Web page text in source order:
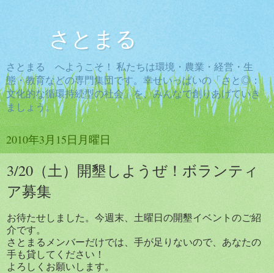
さとまる
さとまる へようこそ！ 私たちは環境・農業・経営・生
態・教育などの専門集団です。幸せいっぱいの「さと◎：
文化的な循環持続型の社会」を、みんなで創りあげていき
ましょう。
2010年3月15日月曜日
3/20（土）開墾しようぜ！ボランティ
ア募集
お待たせしました。今週末、土曜日の開墾イベントのご紹
介です。
さとまるメンバーだけでは、手が足りないので、あなたの
手も貸してください！
よろしくお願いします。